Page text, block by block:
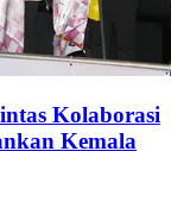
Kolaborasi
Kemala